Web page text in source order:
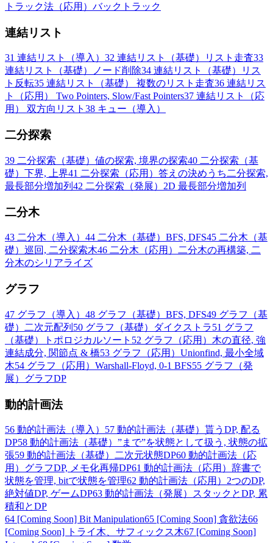
トラック法（応用）バックトラック
連結リスト
31 連結リスト（導入） 32 連結リスト（基礎）リスト走査33
連結リスト（基礎）ノード削除34 連結リスト（基礎）リス
ト反転35 連結リスト（基礎） 複数のリスト走査36 連結リス
ト（応用） Two Pointers, Slow/Fast Pointers37 連結リスト（応
用） 双方向リスト 38 キュー（導入）
二分探索
39 二分探索（基礎）値の探索, 境界の探索40 二分探索（基
礎）下界, 上界41 二分探索（応用）答えの決めうち二分探索,
最長部分増加列 42 二分探索（発展）2D 最長部分増加列
二分木
43 二分木（導入） 44 二分木（基礎）BFS, DFS45 二分木（基
礎）巡回, 二分探索木46 二分木（応用）二分木の再構築, 二
分木のシリアライズ
グラフ
47 グラフ（導入） 48 グラフ（基礎）BFS, DFS49 グラフ（基
礎）二次元配列 50 グラフ（基礎）ダイクストラ51 グラフ
（基礎）トポロジカルソート 52 グラフ（応用）木の直径, 強
連結成分, 関節点 & 橋53 グラフ（応用）Unionfind, 最小全域
木54 グラフ（応用）Warshall-Floyd, 0-1 BFS55 グラフ（発
展）グラフDP
動的計画法
56 動的計画法（導入） 57 動的計画法（基礎）貰うDP, 配る
DP58 動的計画法（基礎）”まで”を状態として扱う, 状態の拡
張59 動的計画法（基礎）二次元状態DP60 動的計画法（応
用）グラフDP, メモ化再帰DP61 動的計画法（応用）辞書で
状態を管理, bitで状態を管理62 動的計画法（応用）2つのDP,
絶対値DP, ゲームDP63 動的計画法（発展）スタックとDP, 累
積和とDP
64 [Coming Soon] Bit Manipulation65 [Coming Soon] 貪欲法66
[Coming Soon] トライ木、サフィックス木67 [Coming Soon]